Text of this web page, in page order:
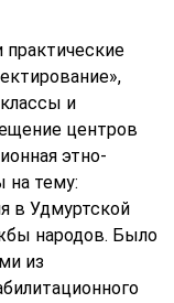
и
центров
этно-
на тему:
в Удмуртской
народов. Было
из